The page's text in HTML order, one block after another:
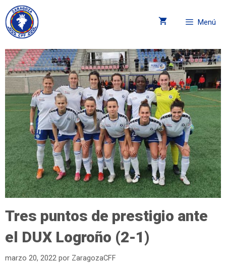
Menú
Tres puntos de prestigio ante
el DUX Logroño (2-1)
marzo 20, 2022 por ZaragozaCFF